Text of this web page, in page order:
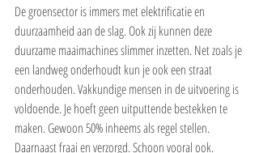
De groensector is immers met elektrificatie en
duurzaamheid aan de slag. Ook zij kunnen deze
duurzame maaimachines slimmer inzetten. Net zoals je
een landweg onderhoudt kun je ook een straat
onderhouden. Vakkundige mensen in de uitvoering is
voldoende. Je hoeft geen uitputtende bestekken te
maken. Gewoon 50% inheems als regel stellen.
Daarnaast fraai en verzorgd. Schoon vooral ook.